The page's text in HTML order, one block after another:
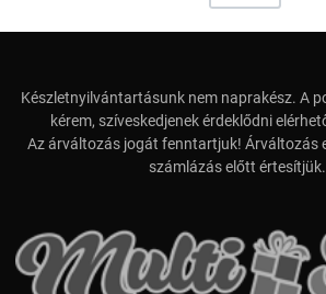
Készletnyilvántartásunk nem naprakész. A
kérem, szíveskedjenek érdeklődni
Az árváltozás jogát fenntartjuk! Árváltozás
számlázás előtt értesítjük.